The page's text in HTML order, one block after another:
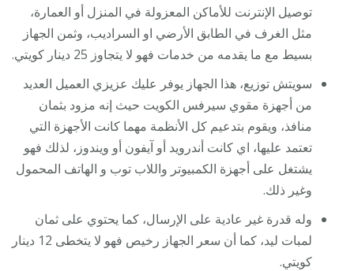
توصيل الإنترنت للأماكن المعزولة في المنزل أو العمارة،
مثل الغرف في الطابق الأرضي او السراديب، وثمن الجهاز
بسيط مع ما يقدمه من خدمات فهو لا يتجاوز 25 دينار كويتي.
سويتش توزيع، هذا الجهاز يوفر عليك عزيزي العميل العديد
من أجهزة مقوي سيرفس الكويت حيث إنه مزود بثمان
منافذ، ويقوم بتدعيم كل الأنظمة مهما كانت الأجهزة التي
تعتمد عليها، اي كانت أندرويد أو آيفون أو ويندوز، لذلك فهو
يشتغل على أجهزة الكمبيوتر واللاب توب و الهاتف المحمول
وغير ذلك.
وله قدرة غير عادية على الإرسال، كما يحتوي على ثمان
لمبات ليد، كما أن سعر الجهاز رخيص فهو لا يتخطى 12 دينار
كويتي.